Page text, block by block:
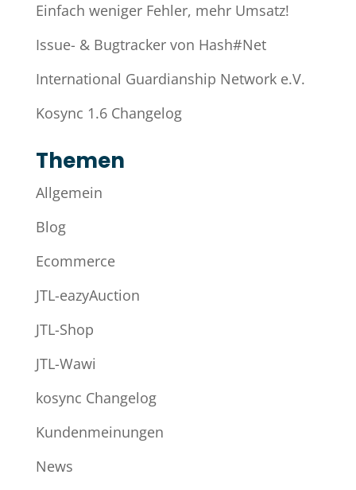
Einfach weniger Fehler, mehr Umsatz!
Issue- & Bugtracker von Hash#Net
International Guardianship Network e.V.
Kosync 1.6 Changelog
Themen
Allgemein
Blog
Ecommerce
JTL-eazyAuction
JTL-Shop
JTL-Wawi
kosync Changelog
Kundenmeinungen
News